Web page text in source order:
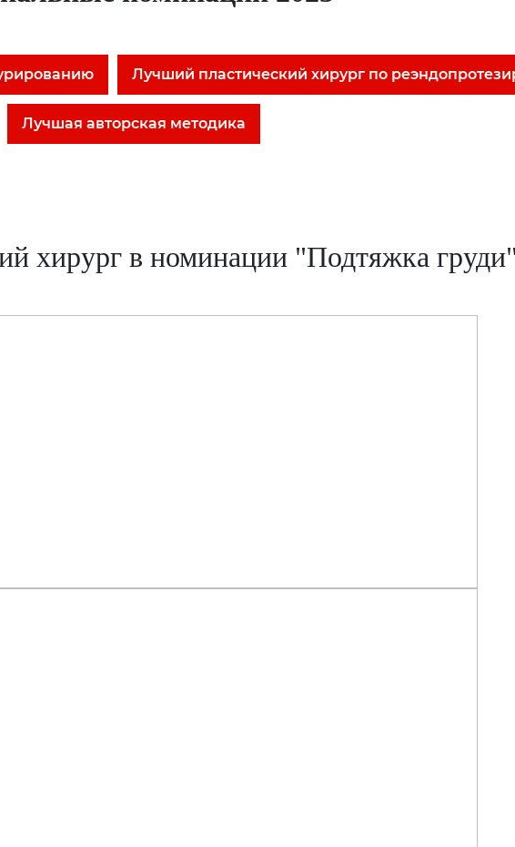
Лучший пластический хирург по
Лучшая авторская методика
хирург в номинации "Подтяжка груди"